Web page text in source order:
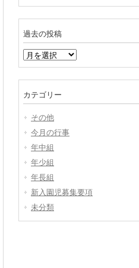
過去の投稿
過
去
稿
カテゴリー
その他
今月の行事
年中組
年少組
年長組
新入園児募集要項
未分類